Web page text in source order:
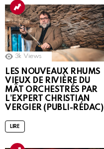
3k Views
LES NOUVEAUX RHUMS
VIEUX DE RIVIÈRE DU
MÂT ORCHESTRÉS PAR
L’EXPERT CHRISTIAN
VERGIER (PUBLI-RÉDAC)
LIRE